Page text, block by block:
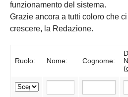
funzionamento del sistema.
Grazie ancora a tutti coloro che
crescere, la Redazione.
Ruolo: Nome: Cognome: